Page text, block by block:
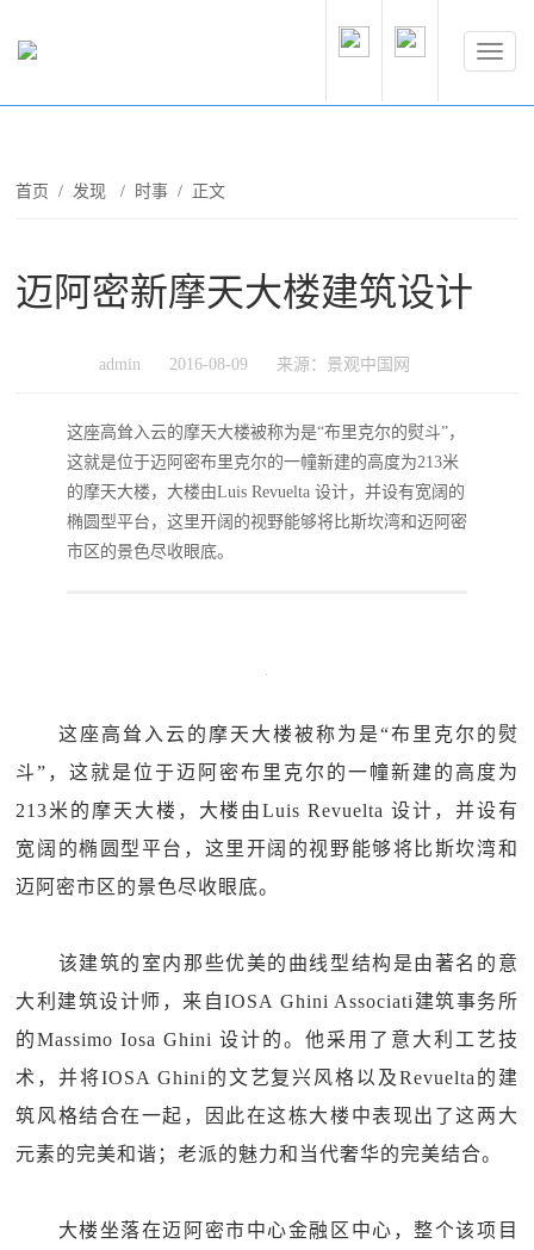
首页 /发现 / 时事 / 正文
迈阿密新摩天大楼建筑设计
admin 2016-08-09 来源：景观中国网
这座高耸入云的摩天大楼被称为是“布里克尔的熨斗”，
这就是位于迈阿密布里克尔的一幢新建的高度为213米
的摩天大楼，大楼由Luis Revuelta 设计，并设有宽阔的
椭圆型平台，这里开阔的视野能够将比斯坎湾和迈阿密
市区的景色尽收眼底。
这座高耸入云的摩天大楼被称为是“布里克尔的熨
斗”，这就是位于迈阿密布里克尔的一幢新建的高度为
213米的摩天大楼，大楼由Luis Revuelta 设计，并设有
宽阔的椭圆型平台，这里开阔的视野能够将比斯坎湾和
迈阿密市区的景色尽收眼底。
该建筑的室内那些优美的曲线型结构是由著名的意
大利建筑设计师，来自IOSA Ghini Associati建筑事务所
的Massimo Iosa Ghini 设计的。他采用了意大利工艺技
术，并将IOSA Ghini的文艺复兴风格以及Revuelta的建
筑风格结合在一起，因此在这栋大楼中表现出了这两大
元素的完美和谐；老派的魅力和当代奢华的完美结合。
大楼坐落在迈阿密市中心金融区中心，整个该项目